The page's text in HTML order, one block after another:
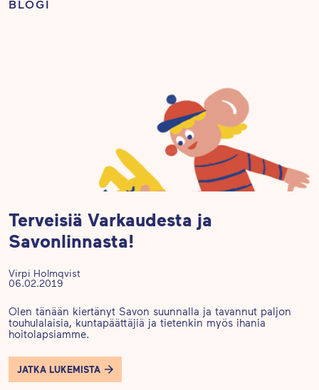
BLOGI
Terveisiä Varkaudesta ja
Savonlinnasta!
Virpi Holmqvist
06.02.2019
Olen tänään kiertänyt Savon suunnalla ja tavannut paljon
touhulalaisia, kuntapäättäjiä ja tietenkin myös ihania
hoitolapsiamme.
JATKA LUKEMISTA